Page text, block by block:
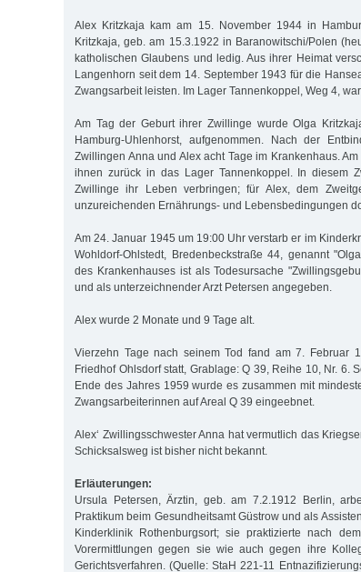
Alex Kritzkaja kam am 15. November 1944 in
Kritzkaja, geb. am 15.3.1922 in Baranowitschi/Polen
katholischen Glaubens und ledig. Aus ihrer Heimat
Langenhorn seit dem 14. September 1943 für die
Zwangsarbeit leisten. Im Lager Tannenkoppel, Weg 4,
Am Tag der Geburt ihrer Zwillinge wurde Olga
Hamburg-Uhlenhorst, aufgenommen. Nach der
Zwillingen Anna und Alex acht Tage im Krankenhaus.
ihnen zurück in das Lager Tannenkoppel. In diesem
Zwillinge ihr Leben verbringen; für Alex, dem
unzureichenden Ernährungs- und Lebensbedingungen
Am 24. Januar 1945 um 19:00 Uhr verstarb er im
Wohldorf-Ohlstedt, Bredenbeckstraße 44, genannt
des Krankenhauses ist als Todesursache
und als unterzeichnender Arzt Petersen angegeben.
Alex wurde 2 Monate und 9 Tage alt.
Vierzehn Tage nach seinem Tod fand am 7. Februar
Friedhof Ohlsdorf statt, Grablage: Q 39, Reihe 10, Nr. 6.
Ende des Jahres 1959 wurde es zusammen mit
Zwangsarbeiterinnen auf Areal Q 39 eingeebnet.
Alex‘ Zwillingsschwester Anna hat vermutlich das
Schicksalsweg ist bisher nicht bekannt.
Erläuterungen:
Ursula Petersen, Ärztin, geb. am 7.2.1912 Berlin,
Praktikum beim Gesundheitsamt Güstrow und als
Kinderklinik Rothenburgsort; sie praktizierte nach
Vorermittlungen gegen sie wie auch gegen ihre
Gerichtsverfahren. (Quelle: StaH 221-11